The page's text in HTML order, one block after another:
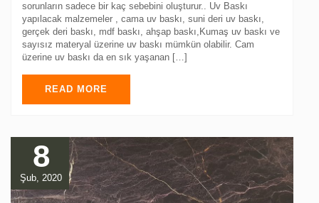
sorunların sadece bir kaç sebebini oluşturur.. Uv Baskı
yapılacak malzemeler , cama uv baskı, suni deri uv baskı,
gerçek deri baskı, mdf baskı, ahşap baskı,Kumaş uv baskı ve
sayısız materyal üzerine uv baskı mümkün olabilir. Cam
üzerine uv baskı da en sık yaşanan […]
READ MORE
8
Şub, 2020